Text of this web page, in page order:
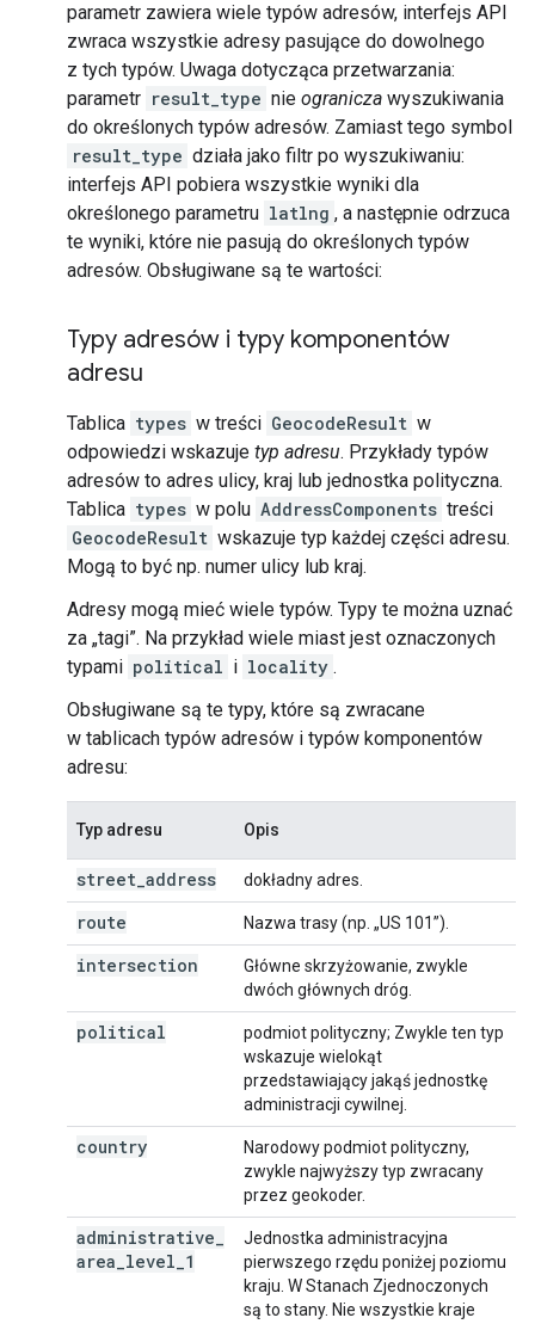
parametr zawiera wiele typów adresów, interfejs API
zwraca wszystkie adresy pasujące do dowolnego
z tych typów. Uwaga dotycząca przetwarzania:
parametr result_type nie ogranicza wyszukiwania
do określonych typów adresów. Zamiast tego symbol
result_type działa jako filtr po wyszukiwaniu:
interfejs API pobiera wszystkie wyniki dla
określonego parametru latlng , a następnie odrzuca
te wyniki, które nie pasują do określonych typów
adresów. Obsługiwane są te wartości:
Typy adresów i typy komponentów
adresu
Tablica types w treści GeocodeResult w
odpowiedzi wskazuje typ adresu. Przykłady typów
adresów to adres ulicy, kraj lub jednostka polityczna.
Tablica types w polu AddressComponents treści
GeocodeResult wskazuje typ każdej części adresu.
Mogą to być np. numer ulicy lub kraj.
Adresy mogą mieć wiele typów. Typy te można uznać
za „tagi”. Na przykład wiele miast jest oznaczonych
typami political i locality .
Obsługiwane są te typy, które są zwracane
w tablicach typów adresów i typów komponentów
adresu:
Typ adresu Opis
street address dokładny adres.
route Nazwa trasy (np. „US 101”).
intersection
Główne skrzyżowanie, zwykle
dwóch głównych dróg.
political
podmiot polityczny; Zwykle ten typ
wskazuje wielokąt
przedstawiający jakąś jednostkę
administracji cywilnej.
country
Narodowy podmiot polityczny,
zwykle najwyższy typ zwracany
przez geokoder.
administrative
area level 1
Jednostka administracyjna
pierwszego rzędu poniżej poziomu
kraju. W Stanach Zjednoczonych
są to stany. Nie wszystkie kraje